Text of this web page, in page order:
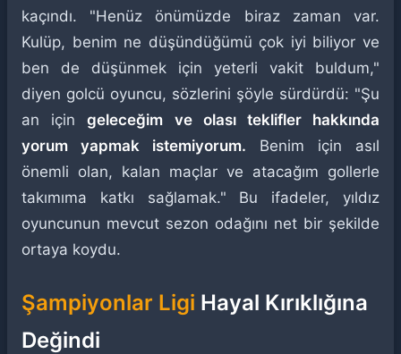
kaçındı. "Henüz önümüzde biraz zaman var.
Kulüp, benim ne düşündüğümü çok iyi biliyor ve
ben de düşünmek için yeterli vakit buldum,"
diyen golcü oyuncu, sözlerini şöyle sürdürdü: "Şu
an içingeleceğim ve olası teklifler hakkında
yorum yapmak istemiyorum. Benim için asıl
önemli olan, kalan maçlar ve atacağım gollerle
takımıma katkı sağlamak." Bu ifadeler, yıldız
oyuncunun mevcut sezon odağını net bir şekilde
ortaya koydu.
Şampiyonlar Ligi Hayal Kırıklığına
Değindi